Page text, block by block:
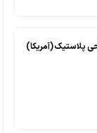
پلاستیک (آمریکا)